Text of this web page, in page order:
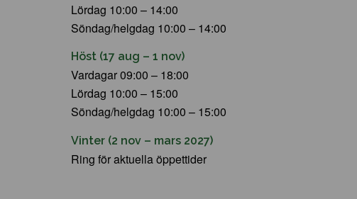
Lördag 10:00 – 14:00
Söndag/helgdag 10:00 – 14:00
Höst (17 aug – 1 nov)
Vardagar 09:00 – 18:00
Lördag 10:00 – 15:00
Söndag/helgdag 10:00 – 15:00
Vinter (2 nov – mars 2027)
Ring för aktuella öppettider